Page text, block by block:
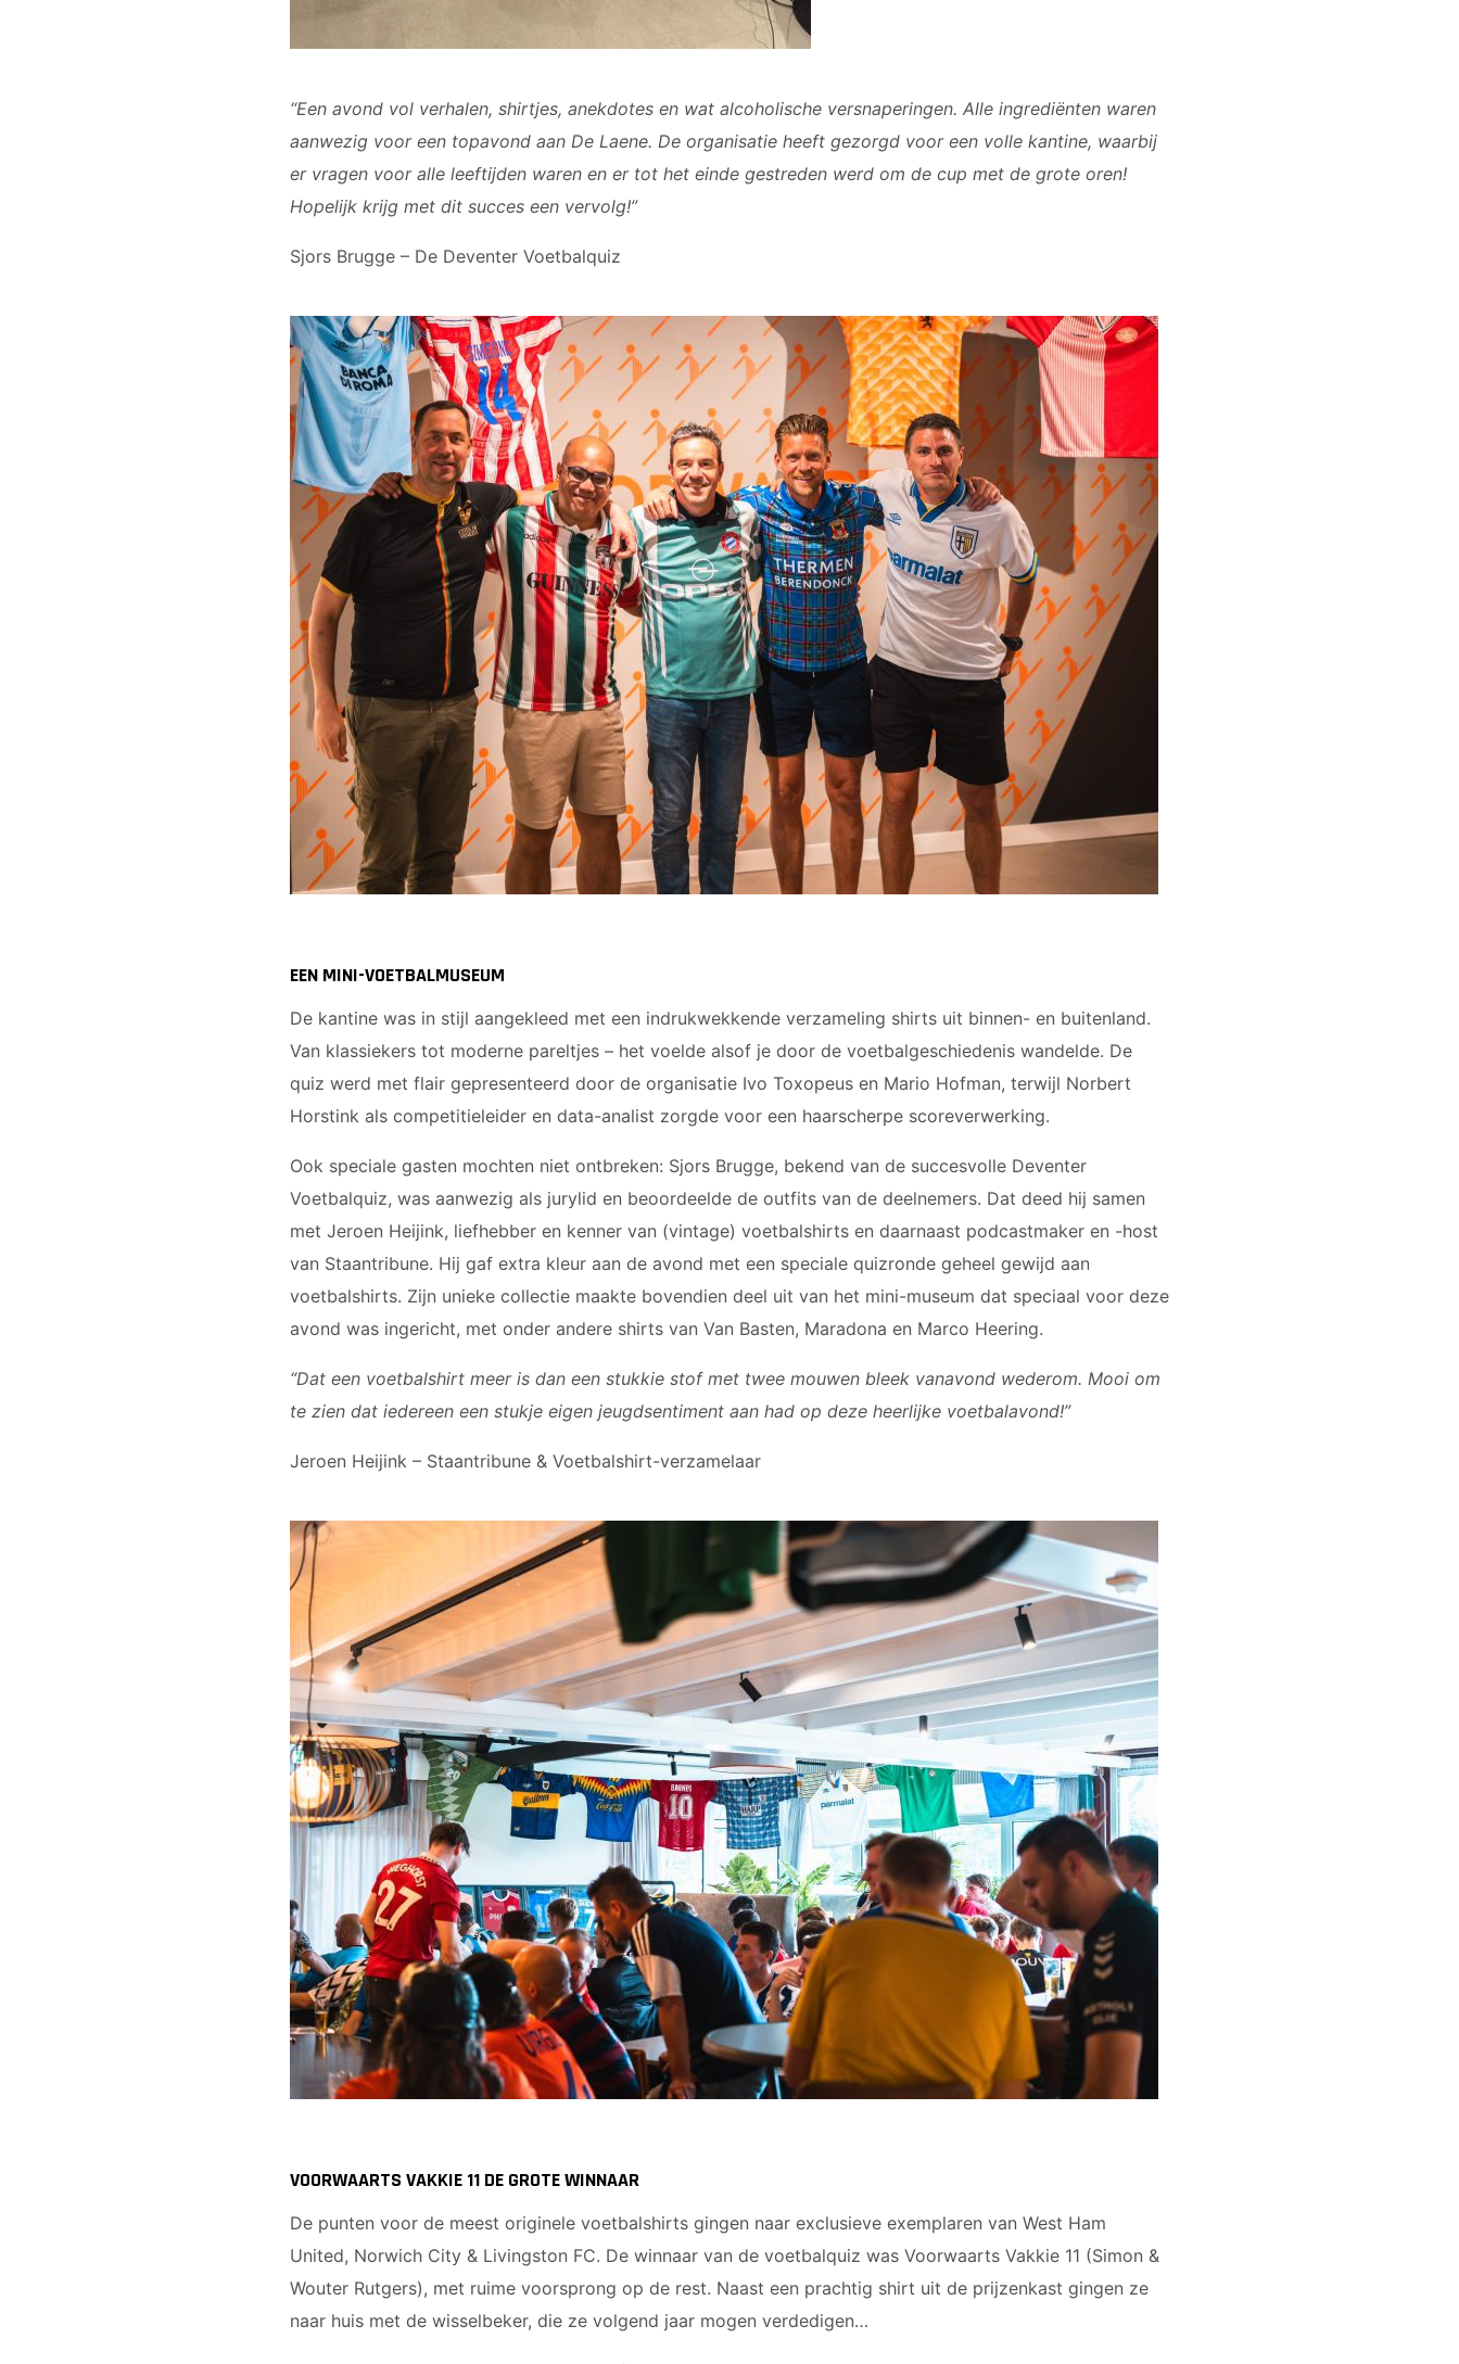
“Een avond vol verhalen, shirtjes, anekdotes en wat alcoholische versnaperingen. Alle ingrediënten waren
aanwezig voor een topavond aan De Laene. De organisatie heeft gezorgd voor een volle kantine, waarbij
er vragen voor alle leeftijden waren en er tot het einde gestreden werd om de cup met de grote oren!
Hopelijk krijg met dit succes een vervolg!”
Sjors Brugge – De Deventer Voetbalquiz
EEN MINI-VOETBALMUSEUM
De kantine was in stijl aangekleed met een indrukwekkende verzameling shirts uit binnen- en buitenland.
Van klassiekers tot moderne pareltjes – het voelde alsof je door de voetbalgeschiedenis wandelde. De
quiz werd met flair gepresenteerd door de organisatie Ivo Toxopeus en Mario Hofman, terwijl Norbert
Horstink als competitieleider en data-analist zorgde voor een haarscherpe scoreverwerking.
Ook speciale gasten mochten niet ontbreken: Sjors Brugge, bekend van de succesvolle Deventer
Voetbalquiz, was aanwezig als jurylid en beoordeelde de outfits van de deelnemers. Dat deed hij samen
met Jeroen Heijink, liefhebber en kenner van (vintage) voetbalshirts en daarnaast podcastmaker en -host
van Staantribune. Hij gaf extra kleur aan de avond met een speciale quizronde geheel gewijd aan
voetbalshirts. Zijn unieke collectie maakte bovendien deel uit van het mini-museum dat speciaal voor deze
avond was ingericht, met onder andere shirts van Van Basten, Maradona en Marco Heering.
“Dat een voetbalshirt meer is dan een stukkie stof met twee mouwen bleek vanavond wederom. Mooi om
te zien dat iedereen een stukje eigen jeugdsentiment aan had op deze heerlijke voetbalavond!”
Jeroen Heijink – Staantribune & Voetbalshirt-verzamelaar
VOORWAARTS VAKKIE 11 DE GROTE WINNAAR
De punten voor de meest originele voetbalshirts gingen naar exclusieve exemplaren van West Ham
United, Norwich City & Livingston FC. De winnaar van de voetbalquiz was Voorwaarts Vakkie 11 (Simon &
Wouter Rutgers), met ruime voorsprong op de rest. Naast een prachtig shirt uit de prijzenkast gingen ze
naar huis met de wisselbeker, die ze volgend jaar mogen verdedigen…